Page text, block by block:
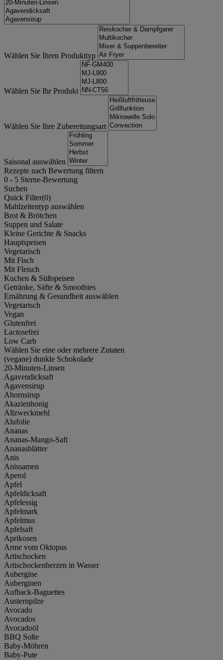
Wählen Sie Ihren Produkttyp
Wählen Sie Ihr Produkt
Wählen Sie Ihre Zubereitungsart
Saisonal auswählen
Rezepte nach Bewertung filtern
0 - 5 Sterne-Bewertung
Suchen
Quick Filter(0)
Mahlzeitentyp auswählen
Brot & Brötchen
Suppen und Salate
Kleine Gerichte & Snacks
Hauptspeisen
Vegetarisch
Mit Fisch
Mit Fleisch
Kuchen & Süßspeisen
Getränke, Säfte & Smoothies
Ernährung & Gesundheit auswählen
Vegetarisch
Vegan
Glutenfrei
Lactosefrei
Low Carb
Wählen Sie eine oder mehrere Zutaten
(vegane) dunkle Schokolade
20-Minuten-Linsen
Agavendicksaft
Agavensirup
Ahornsirup
Akazienhonig
Allzweckmehl
Alufolie
Ananas
Ananas-Mango-Saft
Ananasblätter
Anis
Anissamen
Aperol
Apfel
Apfeldicksaft
Apfelessig
Apfelmark
Apfelmus
Apfelsaft
Aprikosen
Arme vom Oktopus
Artischocken
Artischockenherzen in Wasser
Aubergine
Auberginen
Aufback-Baguettes
Austernpilze
Avocado
Avocados
Avocadoöl
BBQ Soße
Baby-Möhren
Baby-Pute